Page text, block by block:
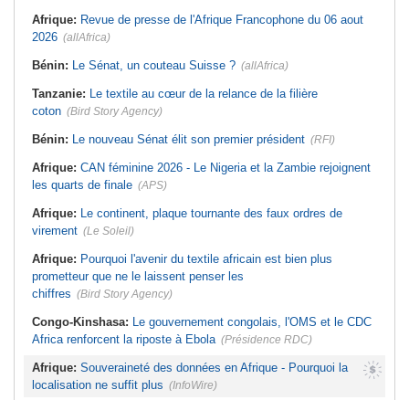
Ghana:John Dramani en Jamaïque
pour des questions liées à
Sénégal: Banque mondiale - 340
priorités du pays
Mali:Achat d'un avion présidentiel -
La Cour suprême confirme la
l'Économie
policière contre le narcotrafic
Monde arabe au Caire
blessés dans un grave accident de
la route
rétablissement du courant
Afrique: Revue de presse de l'Afrique Francophone du 06 aout
2026 (allAfrica)
Bénin: Le Sénat, un couteau Suisse ? (allAfrica)
Tanzanie: Le textile au cœur de la relance de la filière
coton (Bird Story Agency)
Bénin: Le nouveau Sénat élit son premier président (RFI)
Afrique: CAN féminine 2026 - Le Nigeria et la Zambie rejoignent
les quarts de finale (APS)
Afrique: Le continent, plaque tournante des faux ordres de
virement (Le Soleil)
Afrique: Pourquoi l'avenir du textile africain est bien plus
prometteur que ne le laissent penser les
chiffres (Bird Story Agency)
Congo-Kinshasa: Le gouvernement congolais, l'OMS et le CDC
Africa renforcent la riposte à Ebola (Présidence RDC)
Afrique: Souveraineté des données en Afrique - Pourquoi la
localisation ne suffit plus (InfoWire)